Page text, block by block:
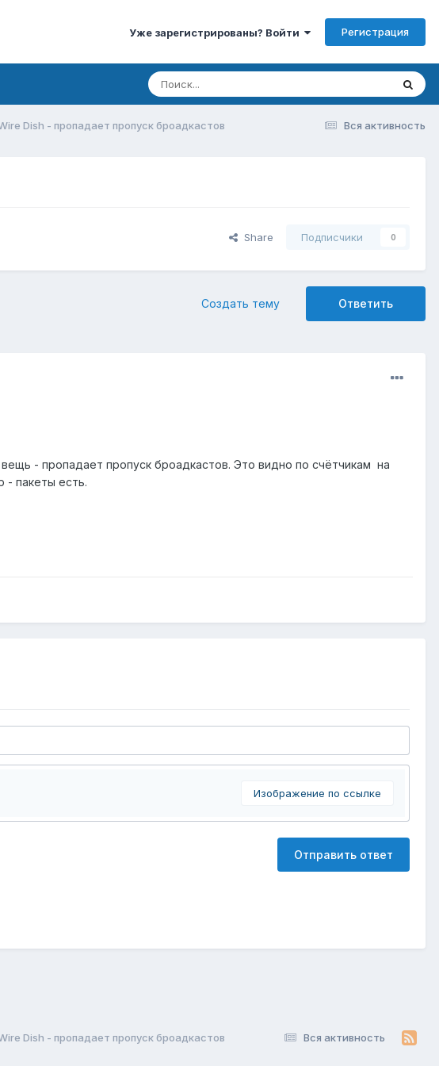
Уже зарегистрированы? Войти Регистрация
Вся активность
Dish - пропадает пропуск броадкастов
Share Подписчики 0
Ответить
Создать тему
- пропадает пропуск броадкастов. Это видно по счётчикам на
- пакеты есть.
Изображение по ссылке
Отправить ответ
Вся активность
Dish - пропадает пропуск броадкастов